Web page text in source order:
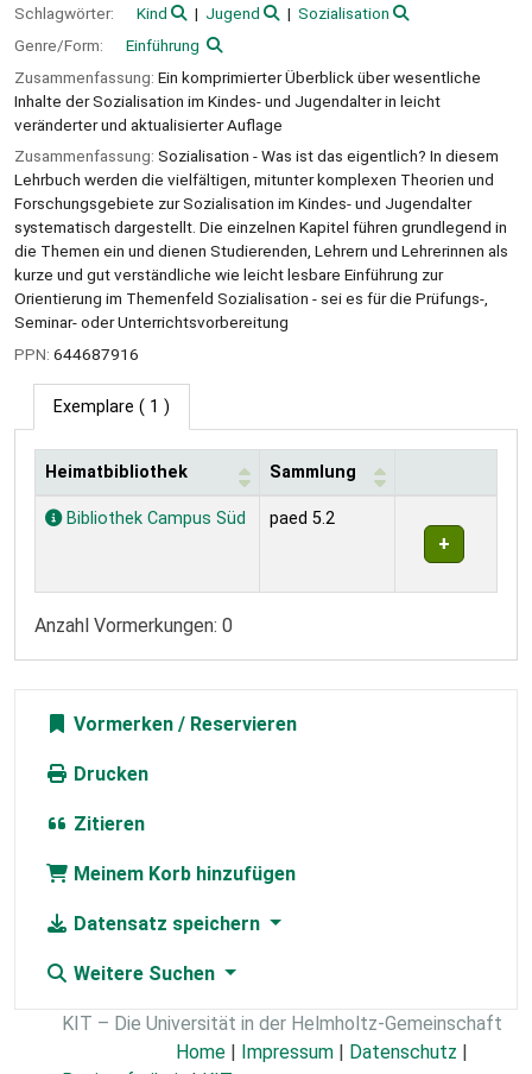
Schlagwörter:
Kind Jugend
Sozialisation
Genre/Form:
Einführung
Zusammenfassung: Ein komprimierter Überblick über wesentliche
Inhalte der Sozialisation im Kindes- und Jugendalter in leicht
veränderter und aktualisierter Auflage
Zusammenfassung: Sozialisation - Was ist das eigentlich? In diesem
Lehrbuch werden die vielfältigen, mitunter komplexen Theorien und
Forschungsgebiete zur Sozialisation im Kindes- und Jugendalter
systematisch dargestellt. Die einzelnen Kapitel führen grundlegend in
die Themen ein und dienen Studierenden, Lehrern und Lehrerinnen als
kurze und gut verständliche wie leicht lesbare Einführung zur
Orientierung im Themenfeld Sozialisation - sei es für die Prüfungs-,
Seminar- oder Unterrichtsvorbereitung
PPN: 644687916
Exemplare ( 1 )
Exemplare
Heimatbibliothek Sammlung
Bibliothek Campus Süd paed 5.2
Anzahl Vormerkungen: 0
Vormerken
Drucken
Zitieren
Meinem Korb hinzufügen
Datensatz speichern
Weitere Suchen
KIT – Die Universität in der Helmholtz-Gemeinschaft
Home | Impressum | Datenschutz |